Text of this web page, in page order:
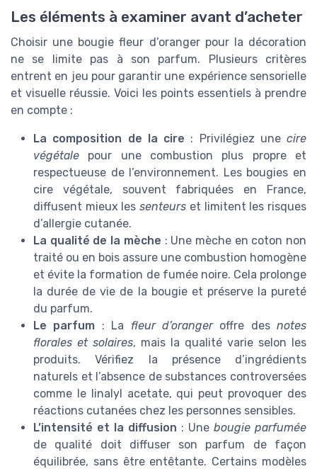
Les éléments à examiner avant d’acheter
Choisir une bougie fleur d’oranger pour la décoration
ne se limite pas à son parfum. Plusieurs critères
entrent en jeu pour garantir une expérience sensorielle
et visuelle réussie. Voici les points essentiels à prendre
en compte :
La composition de la cire : Privilégiez une cire
végétale pour une combustion plus propre et
respectueuse de l’environnement. Les bougies en
cire végétale, souvent fabriquées en France,
diffusent mieux lessenteurs et limitent les risques
d’allergie cutanée.
La qualité de la mèche : Une mèche en coton non
traité ou en bois assure une combustion homogène
et évite la formation de fumée noire. Cela prolonge
la durée de vie de la bougie et préserve la pureté
du parfum.
Le parfum : La fleur d’orangeroffre des notes
florales et solaires, mais la qualité varie selon les
produits. Vérifiez la présence d’ingrédients
naturels et l’absence de substances controversées
comme le linalyl acetate, qui peut provoquer des
réactions cutanées chez les personnes sensibles.
L’intensité et la diffusion : Une bougie parfumée
de qualité doit diffuser son parfum de façon
équilibrée, sans être entêtante. Certains modèles